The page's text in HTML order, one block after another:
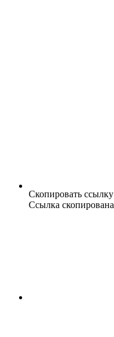
Скопировать ссылку
Ссылка скопирована